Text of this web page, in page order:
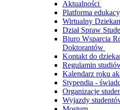
Aktualności
Platforma
Wirtualny
Dział Spraw
Biuro Wsparcia
Doktorantów
Kontakt do
Regulamin
Kalendarz roku
Stypendia -
Organizacje
Wyjazdy